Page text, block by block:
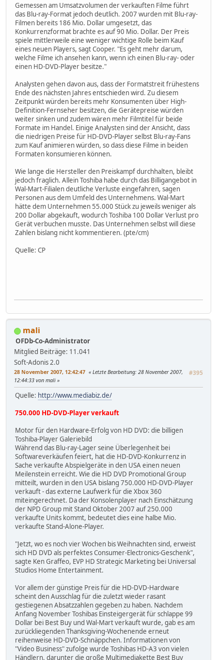
Gemessen am Umsatzvolumen der verkauften Filme führt
das Blu-ray-Format jedoch deutlich. 2007 wurden mit Blu-ray-
Filmen bereits 186 Mio. Dollar umgesetzt, das
Konkurrenzformat brachte es auf 90 Mio. Dollar. Der Preis
spiele mittlerweile eine weniger wichtige Rolle beim Kauf
eines neuen Players, sagt Cooper. "Es geht mehr darum,
welche Filme ich ansehen kann, wenn ich einen Blu-ray- oder
einen HD-DVD-Player besitze."
Analysten gehen davon aus, dass der Formatstreit frühestens
Ende des nächsten Jahres entschieden wird. Zu diesem
Zeitpunkt würden bereits mehr Konsumenten über High-
Definition-Fernseher besitzen, die Gerätepreise würden
weiter sinken und zudem wären mehr Filmtitel für beide
Formate im Handel. Einige Analysten sind der Ansicht, dass
die niedrigen Preise für HD-DVD-Player selbst Blu-ray-Fans
zum Kauf animieren würden, so dass diese Filme in beiden
Formaten konsumieren können.
Wie lange die Hersteller den Preiskampf durchhalten, bleibt
jedoch fraglich. Allein Toshiba habe durch das Billigangebot in
Wal-Mart-Filialen deutliche Verluste eingefahren, sagen
Personen aus dem Umfeld des Unternehmens. Wal-Mart
hätte dem Unternehmen 55.000 Stück zu jeweils weniger als
200 Dollar abgekauft, wodurch Toshiba 100 Dollar Verlust pro
Gerät verbuchen musste. Das Unternehmen selbst will diese
Zahlen bislang nicht kommentieren. (pte/cm)
Quelle: CP
mali
OFDb-Co-Administrator
Mitglied Beiträge: 11.041
Soft-Adonis 2.0
28 November 2007, 12:42:47 #395
Letzte Bearbeitung: 28 November 2007,
12:44:33 von mali
Quelle: http://www.mediabiz.de/
750.000 HD-DVD-Player verkauft
Motor für den Hardware-Erfolg von HD DVD: die billigen
Toshiba-Player Galeriebild
Während das Blu-ray-Lager seine Überlegenheit bei
Softwareverkäufen feiert, hat die HD-DVD-Konkurrenz in
Sache verkaufte Abspielgeräte in den USA einen neuen
Meilenstein erreicht. Wie die HD DVD Promotional Group
mitteilt, wurden in den USA bislang 750.000 HD-DVD-Player
verkauft - das externe Laufwerk für die Xbox 360
miteingerechnet. Da der Konsolenplayer nach Einschätzung
der NPD Group mit Stand Oktober 2007 auf 250.000
verkaufte Units kommt, bedeutet dies eine halbe Mio.
verkaufte Stand-Alone-Player.
"Jetzt, wo es noch vier Wochen bis Weihnachten sind, erweist
sich HD DVD als perfektes Consumer-Electronics-Geschenk",
sagte Ken Graffeo, EVP HD Strategic Marketing bei Universal
Studios Home Entertainment.
Vor allem der günstige Preis für die HD-DVD-Hardware
scheint den Ausschlag für die zuletzt wieder rasant
gestiegenen Absatzzahlen gegeben zu haben. Nachdem
Anfang November Toshibas Einsteigergerät für schlappe 99
Dollar bei Best Buy und Wal-Mart verkauft wurde, gab es am
zurückliegenden Thanksgiving-Wochenende erneut
reihenweise HD-DVD-Schnäppchen. Informationen von
"Video Business" zufolge wurde Toshibas HD-A3 von vielen
Händlern, darunter die große Multimediakette Best Buy